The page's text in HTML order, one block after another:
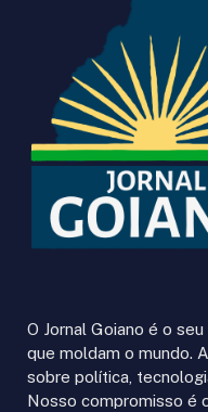
O Jornal Goiano é o
que moldam o mundo.
sobre política,
Nosso compromisso é